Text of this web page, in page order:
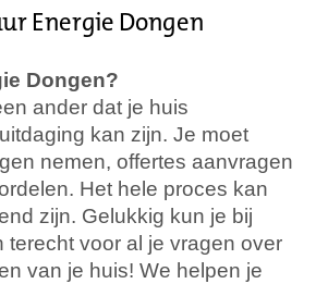
Energie Dongen
Dongen?
ander dat je huis
kan zijn. Je moet
nemen, offertes aanvragen
Het hele proces kan
zijn. Gelukkig kun je bij
terecht voor al je vragen over
van je huis! We helpen je